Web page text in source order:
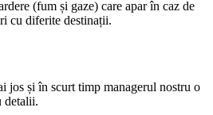
(fum și gaze) care apar în caz de
cu diferite destinații.
jos și în scurt timp managerul nostru o
detalii.